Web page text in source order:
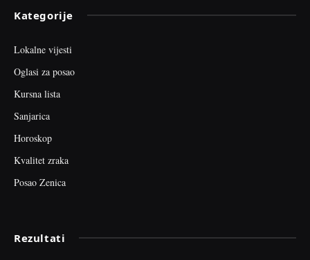
Kategorije
Lokalne vijesti
Oglasi za posao
Kursna lista
Sanjarica
Horoskop
Kvalitet zraka
Posao Zenica
Rezultati